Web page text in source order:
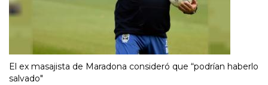
El ex masajista de Maradona consideró que “podrían haberlo
salvado"